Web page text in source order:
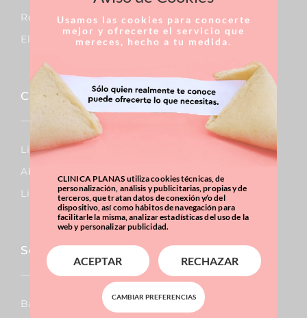
Reducción De Pecho
Elevación De Pecho
Corporal
Lipo Vaser
Abdominoplastia
Liposucción
Sobrepeso & Obesidad
Balón Gástrico
Usamos las cookies para conocerte
mejor y ofrecerte el servicio que
mereces, hecho a tu medida.
CLINICA PLANAS utiliza cookies técnicas, de
personalización, análisis y publicitarias, propias y de
terceros, que tratan datos de conexión y/o del
dispositivo, así como hábitos de navegación para
facilitarle la misma, analizar estadísticas del uso de la
web y personalizar publicidad.
ACEPTAR RECHAZAR
CAMBIAR PREFERENCIAS